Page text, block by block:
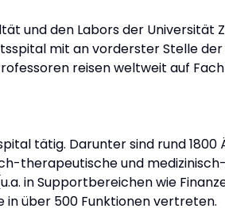
und den Labors der Universität
mit an vorderster Stelle
reisen weltweit auf
tätig. Darunter sind rund 1800
therapeutische und
in Supportbereichen wie
in über 500 Funktionen vertreten.